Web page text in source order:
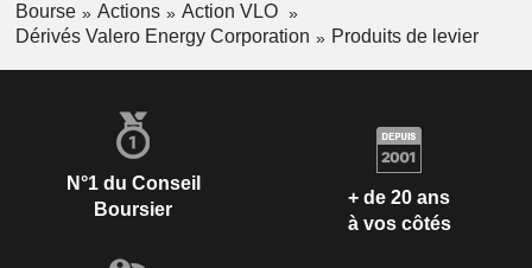
Bourse Actions
Action VLO
Dérivés Valero Energy Corporation
Produits de levier
N°1 du Conseil
Boursier
+ de 20 ans
à vos côtés